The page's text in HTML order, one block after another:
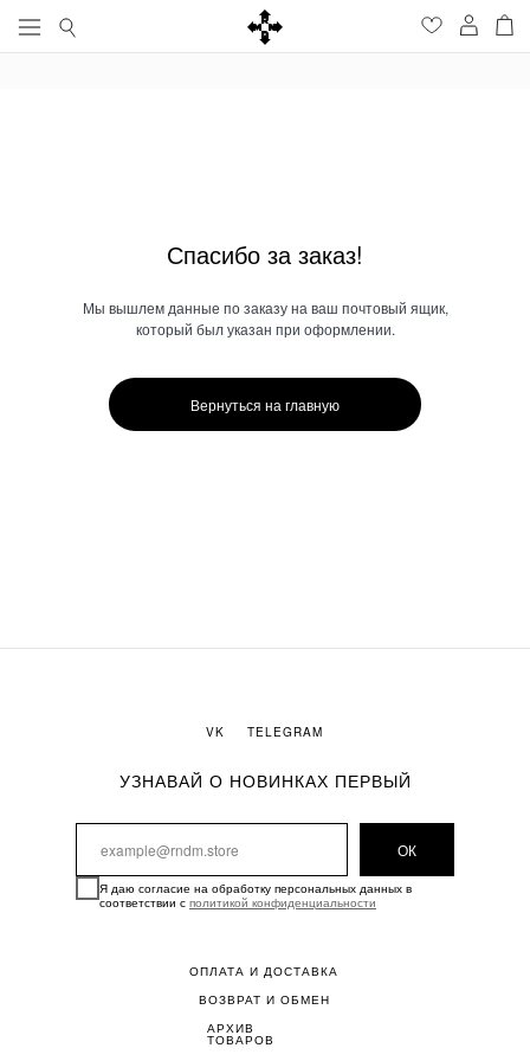
Мы вышлем данные по заказу на ваш почтовый ящик,
который был указан при оформлении.
Спасибо за заказ!
Вернуться на главную
Я даю согласие на обработку персональных данных в
соответствии с политикой конфиденциальности
ОК
УЗНАВАЙ О НОВИНКАХ ПЕРВЫЙ
VK TELEGRAM
ОПЛАТА И ДОСТАВКА
ВОЗВРАТ И ОБМЕН
АРХИВ
ТОВАРОВ